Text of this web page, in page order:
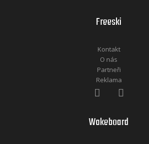
Freeski
Kontakt
O nás
Partneři
Reklama
Wakeboard